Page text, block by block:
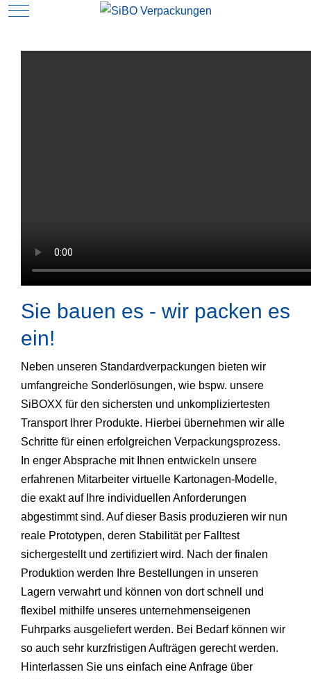
Mobile Menu Toggle
Sie bauen es - wir packen es
ein!
Neben unseren Standardverpackungen bieten wir
umfangreiche Sonderlösungen, wie bspw. unsere
SiBOXX für den sichersten und unkompliziertesten
Transport Ihrer Produkte. Hierbei übernehmen wir alle
Schritte für einen erfolgreichen Verpackungsprozess.
In enger Absprache mit Ihnen entwickeln unsere
erfahrenen Mitarbeiter virtuelle Kartonagen-Modelle,
die exakt auf Ihre individuellen Anforderungen
abgestimmt sind. Auf dieser Basis produzieren wir nun
reale Prototypen, deren Stabilität per Falltest
sichergestellt und zertifiziert wird. Nach der finalen
Produktion werden Ihre Bestellungen in unseren
Lagern verwahrt und können von dort schnell und
flexibel mithilfe unseres unternehmenseigenen
Fuhrparks ausgeliefert werden. Bei Bedarf können wir
so auch sehr kurzfristigen Aufträgen gerecht werden.
Hinterlassen Sie uns einfach eine Anfrage über